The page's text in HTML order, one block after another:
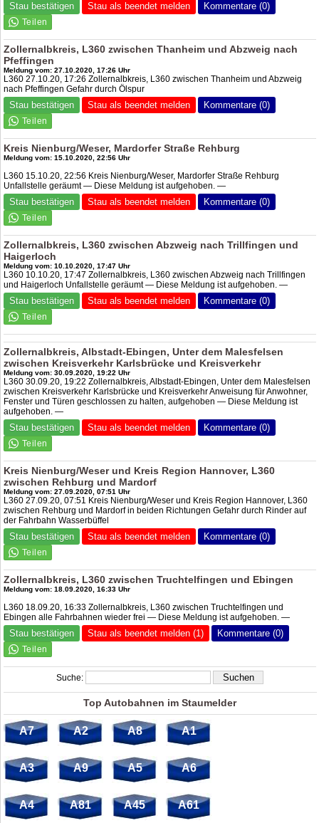
Stau bestätigen Stau als beendet melden Kommentare (0)
Zollernalbkreis, L360 zwischen Thanheim und Abzweig nach
Pfeffingen
Meldung vom: 27.10.2020, 17:26 Uhr
L360 27.10.20, 17:26 Zollernalbkreis, L360 zwischen Thanheim und Abzweig
nach Pfeffingen Gefahr durch Ölspur
Stau bestätigen Stau als beendet melden Kommentare (0)
Kreis Nienburg/Weser, Mardorfer Straße Rehburg
Meldung vom: 15.10.2020, 22:56 Uhr
L360 15.10.20, 22:56 Kreis Nienburg/Weser, Mardorfer Straße Rehburg
Unfallstelle geräumt — Diese Meldung ist aufgehoben. —
Stau bestätigen Stau als beendet melden Kommentare (0)
Zollernalbkreis, L360 zwischen Abzweig nach Trillfingen und
Haigerloch
Meldung vom: 10.10.2020, 17:47 Uhr
L360 10.10.20, 17:47 Zollernalbkreis, L360 zwischen Abzweig nach Trillfingen
und Haigerloch Unfallstelle geräumt — Diese Meldung ist aufgehoben. —
Stau bestätigen Stau als beendet melden Kommentare (0)
Zollernalbkreis, Albstadt-Ebingen, Unter dem Malesfelsen
zwischen Kreisverkehr Karlsbrücke und Kreisverkehr
Meldung vom: 30.09.2020, 19:22 Uhr
L360 30.09.20, 19:22 Zollernalbkreis, Albstadt-Ebingen, Unter dem Malesfelsen
zwischen Kreisverkehr Karlsbrücke und Kreisverkehr Anweisung für Anwohner,
Fenster und Türen geschlossen zu halten, aufgehoben — Diese Meldung ist
aufgehoben. —
Stau bestätigen Stau als beendet melden Kommentare (0)
Kreis Nienburg/Weser und Kreis Region Hannover, L360
zwischen Rehburg und Mardorf
Meldung vom: 27.09.2020, 07:51 Uhr
L360 27.09.20, 07:51 Kreis Nienburg/Weser und Kreis Region Hannover, L360
zwischen Rehburg und Mardorf in beiden Richtungen Gefahr durch Rinder auf
der Fahrbahn Wasserbüffel
Stau bestätigen Stau als beendet melden Kommentare (0)
Zollernalbkreis, L360 zwischen Truchtelfingen und Ebingen
Meldung vom: 18.09.2020, 16:33 Uhr
L360 18.09.20, 16:33 Zollernalbkreis, L360 zwischen Truchtelfingen und
Ebingen alle Fahrbahnen wieder frei — Diese Meldung ist aufgehoben. —
Stau bestätigen Stau als beendet melden (1) Kommentare (0)
Suche:
Top Autobahnen im Staumelder
A7 A2 A8 A1
A3 A9 A5 A6
A4 A81 A45 A61